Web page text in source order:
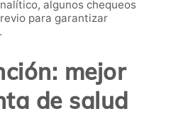
algunos chequeos
para garantizar
mejor
de salud